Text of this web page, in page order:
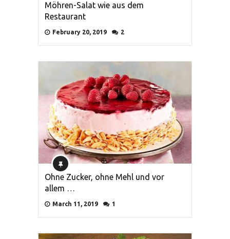
Möhren-Salat wie aus dem
Restaurant
February 20, 2019 2
Ohne Zucker, ohne Mehl und vor
allem …
March 11, 2019 1